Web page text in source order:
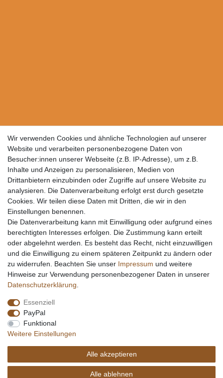
Wir verwenden Cookies und ähnliche Technologien auf unserer
Website und verarbeiten personenbezogene Daten von
Besucher:innen unserer Webseite (z.B. IP-Adresse), um z.B.
Inhalte und Anzeigen zu personalisieren, Medien von
Drittanbietern einzubinden oder Zugriffe auf unsere Website zu
analysieren. Die Datenverarbeitung erfolgt erst durch gesetzte
Cookies. Wir teilen diese Daten mit Dritten, die wir in den
Einstellungen benennen.
Die Datenverarbeitung kann mit Einwilligung oder aufgrund eines
berechtigten Interesses erfolgen. Die Zustimmung kann erteilt
oder abgelehnt werden. Es besteht das Recht, nicht einzuwilligen
und die Einwilligung zu einem späteren Zeitpunkt zu ändern oder
zu widerrufen. Beachten Sie unser Impressum und weitere
Hinweise zur Verwendung personenbezogener Daten in unserer
Daten­schutz­erklärung
Essenziell
PayPal
Funktional
Weitere Einstellungen
Alle akzeptieren
Alle ablehnen